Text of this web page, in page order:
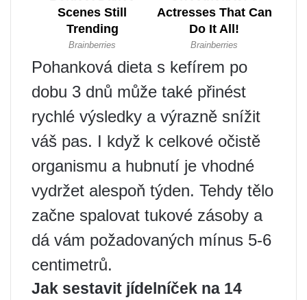
Pohanková dieta s kefírem po
dobu 3 dnů může také přinést
rychlé výsledky a výrazně snížit
váš pas. I když k celkové očistě
organismu a hubnutí je vhodné
vydržet alespoň týden. Tehdy tělo
začne spalovat tukové zásoby a
dá vám požadovaných mínus 5-6
centimetrů.
Jak sestavit jídelníček na 14